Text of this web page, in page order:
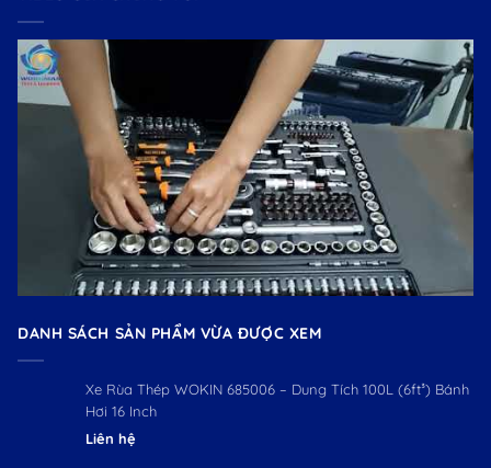
DANH SÁCH SẢN PHẨM VỪA ĐƯỢC XEM
Xe Rùa Thép WOKIN 685006 – Dung Tích 100L (6ft³) Bánh
Hơi 16 Inch
Liên hệ